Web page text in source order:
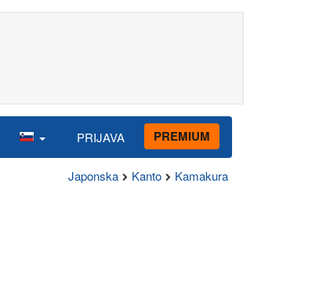
PRIJAVA PREMIUM
Japonska Kanto Kamakura